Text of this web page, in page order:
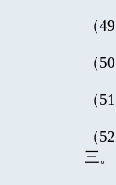
（
（
（
（
三。